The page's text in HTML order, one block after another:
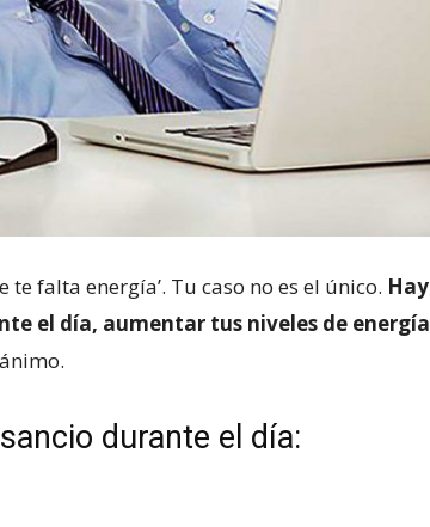
falta energía’. Tu caso no es el único. Hay
el día, aumentar tus niveles de energía
durante el día: